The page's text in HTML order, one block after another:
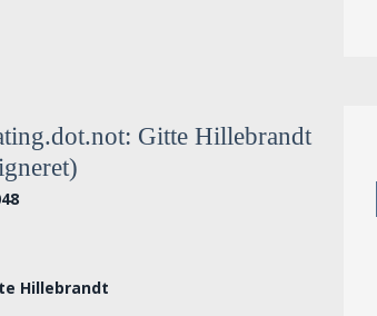
Gitte Hillebrandt
Hillebrandt